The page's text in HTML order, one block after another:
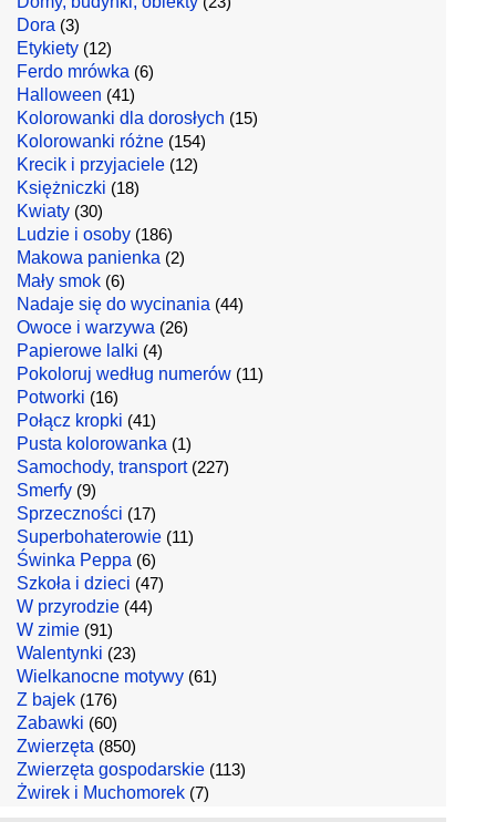
Dora (3)
Etykiety (12)
Ferdo mrówka (6)
Halloween (41)
Kolorowanki dla dorosłych (15)
Kolorowanki różne (154)
Krecik i przyjaciele (12)
Księżniczki (18)
Kwiaty (30)
Ludzie i osoby (186)
Makowa panienka (2)
Mały smok (6)
Nadaje się do wycinania (44)
Owoce i warzywa (26)
Papierowe lalki (4)
Pokoloruj według numerów (11)
Potworki (16)
Połącz kropki (41)
Pusta kolorowanka (1)
Samochody, transport(227)
Smerfy (9)
Sprzeczności (17)
Superbohaterowie (11)
Świnka Peppa (6)
Szkoła i dzieci (47)
W przyrodzie (44)
W zimie (91)
Walentynki (23)
Wielkanocne motywy (61)
Z bajek (176)
Zabawki (60)
Zwierzęta (850)
Zwierzęta gospodarskie (113)
Żwirek i Muchomorek (7)